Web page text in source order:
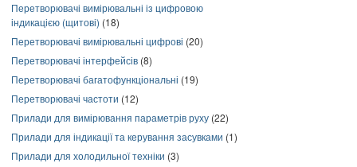
Перетворювачі вимірювальні із цифровою
індикацією (щитові) (18)
Перетворювачі вимірювальні цифрові (20)
Перетворювачі інтерфейсів (8)
Перетворювачі багатофункціональні (19)
Перетворювачі частоти (12)
Прилади для вимірювання параметрів руху (22)
Прилади для індикації та керування засувками (1)
Прилади для холодильної техніки (3)